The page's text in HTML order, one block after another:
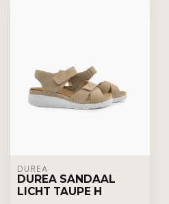
DUREA
DUREA SANDAAL
LICHT TAUPE H